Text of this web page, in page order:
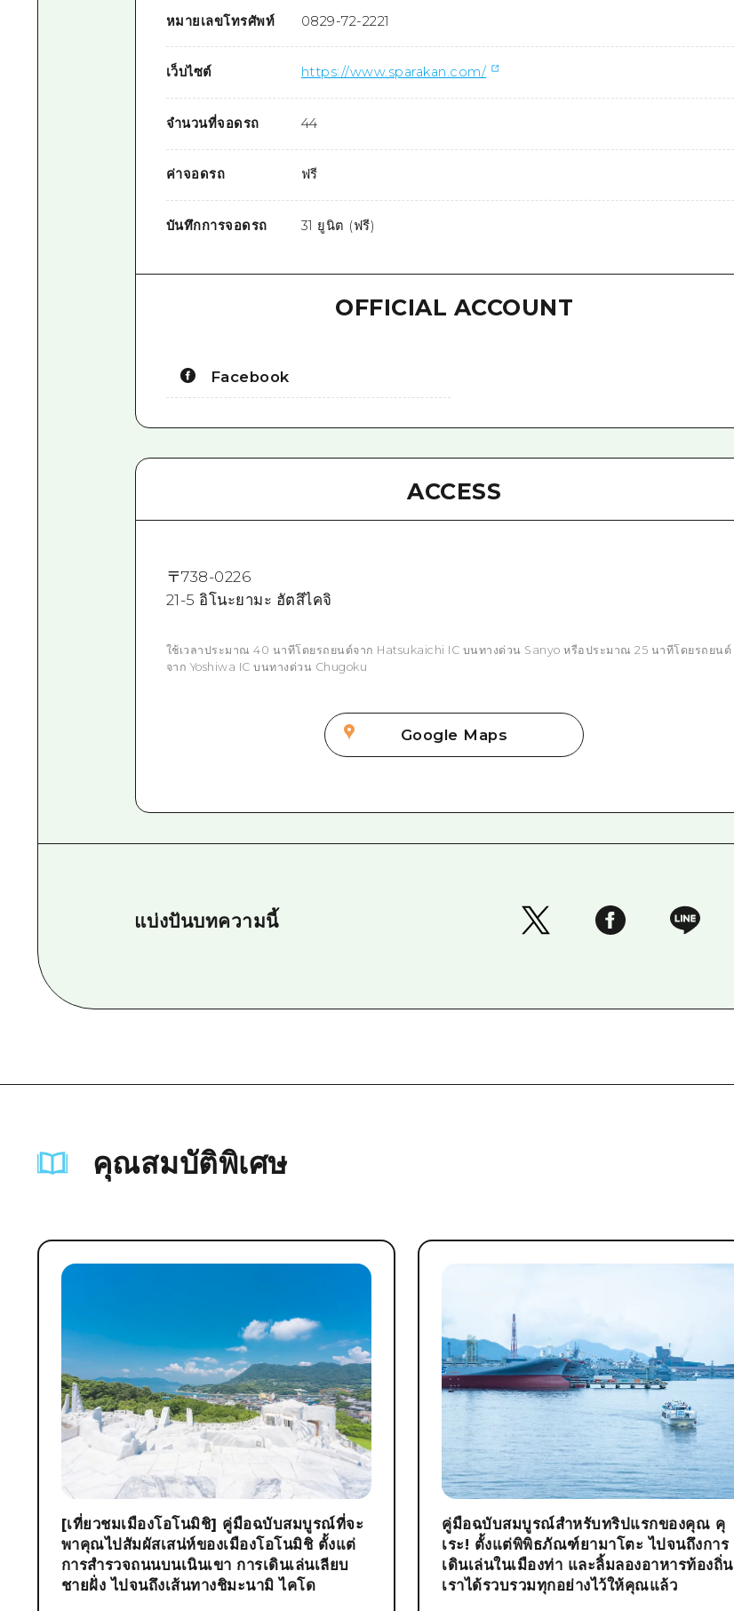
หมายเลขโทรศัพท์ 0829-72-2221
เว็บไซต์ https://www.sparakan.com/
จำนวนที่จอดรถ 44
ค่าจอดรถ ฟรี
บันทึกการจอดรถ 31 ยูนิต (ฟรี)
OFFICIAL ACCOUNT
Facebook
ACCESS
〒738-0226
21-5 อิโนะยามะ ฮัตสึไคจิ
ใช้เวลาประมาณ 40 นาทีโดยรถยนต์จาก Hatsukaichi IC บนทางด่วน Sanyo หรือประมาณ 25 นาทีโดยรถยนต์
จาก Yoshiwa IC บนทางด่วน Chugoku
Google Maps
แบ่งปันบทความนี้
คุณสมบัติพิเศษ
[เที่ยวชมเมืองโอโนมิชิ] คู่มือฉบับสมบูรณ์ที่จะ
พาคุณไปสัมผัสเสน่ห์ของเมืองโอโนมิชิ ตั้งแต่
การสำรวจถนนบนเนินเขา การเดินเล่นเลียบ
ชายฝั่ง ไปจนถึงเส้นทางชิมะนามิ ไคโด
คู่มือฉบับสมบูรณ์สำหรับทริปแรกของคุณ คุ
เระ! ตั้งแต่พิพิธภัณฑ์ยามาโตะ ไปจนถึงการ
เดินเล่นในเมืองท่า และลิ้มลองอาหารท้องถิ่น
เราได้รวบรวมทุกอย่างไว้ให้คุณแล้ว